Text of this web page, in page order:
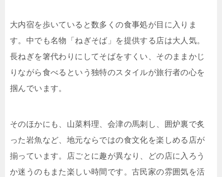
大内宿を歩いていると数多くの食事処が目に入りま
す。中でも名物「ねぎそば」を提供する店は大人気。
長ねぎを箸代わりにしてそばをすくい、そのままかじ
りながら食べるという独特のスタイルが旅行者の心を
掴んでいます。
そのほかにも、山菜料理、会津の馬刺し、囲炉裏で炙
った岩魚など、地元ならではの食文化を楽しめる店が
揃っています。店ごとに趣が異なり、どの店に入ろう
か迷うのもまた楽しい時間です。古民家の雰囲気を活